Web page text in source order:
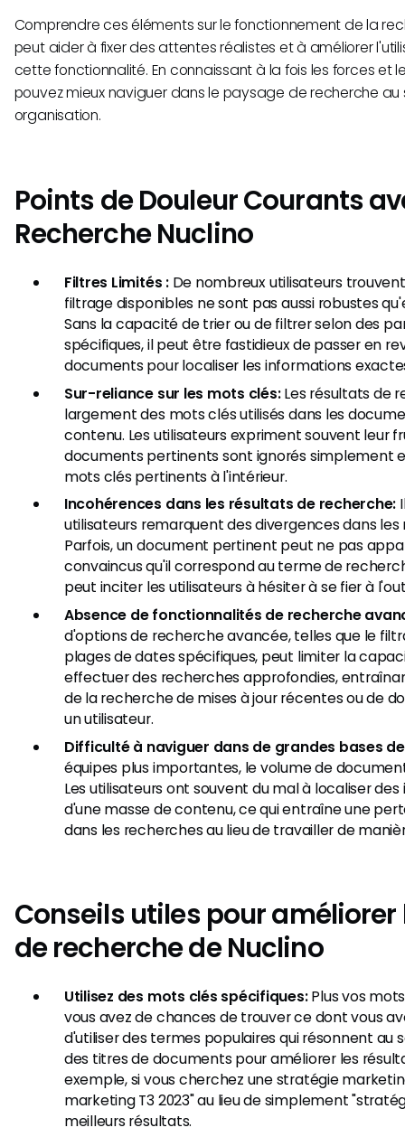
Comprendre ces éléments sur le fonctionnement de la
peut aider à fixer des attentes réalistes et à améliorer
cette fonctionnalité. En connaissant à la fois les forces et
pouvez mieux naviguer dans le paysage de recherche au
organisation.
Points de Douleur Courants
Recherche Nuclino
Filtres Limités :De nombreux utilisateurs
filtrage disponibles ne sont pas aussi robustes
Sans la capacité de trier ou de filtrer selon des
spécifiques, il peut être fastidieux de passer en
documents pour localiser les informations
Sur-reliance sur les mots clés:Les résultats de
largement des mots clés utilisés dans les
contenu. Les utilisateurs expriment souvent leur
documents pertinents sont ignorés simplement
mots clés pertinents à l'intérieur.
Incohérences dans les résultats de recherche:
utilisateurs remarquent des divergences dans
Parfois, un document pertinent peut ne pas
convaincus qu'il correspond au terme de
peut inciter les utilisateurs à hésiter à se fier à
Absence de fonctionnalités de recherche
d'options de recherche avancée, telles que le
plages de dates spécifiques, peut limiter la
effectuer des recherches approfondies,
de la recherche de mises à jour récentes ou de
un utilisateur.
Difficulté à naviguer dans de grandes bases
équipes plus importantes, le volume de
Les utilisateurs ont souvent du mal à localiser
d'une masse de contenu, ce qui entraîne une
dans les recherches au lieu de travailler de
Conseils utiles pour
de recherche de Nuclino
Utilisez des mots clés spécifiques:Plus vos
vous avez de chances de trouver ce dont vous
d'utiliser des termes populaires qui résonnent au
des titres de documents pour améliorer les
exemple, si vous cherchez une stratégie
marketing T3 2023" au lieu de simplement
meilleurs résultats.